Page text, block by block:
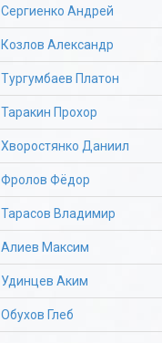
Сергиенко Андрей
Козлов Александр
Тургумбаев Платон
Таракин Прохор
Хворостянко Даниил
Фролов Фёдор
Тарасов Владимир
Алиев Максим
Удинцев Аким
Обухов Глеб